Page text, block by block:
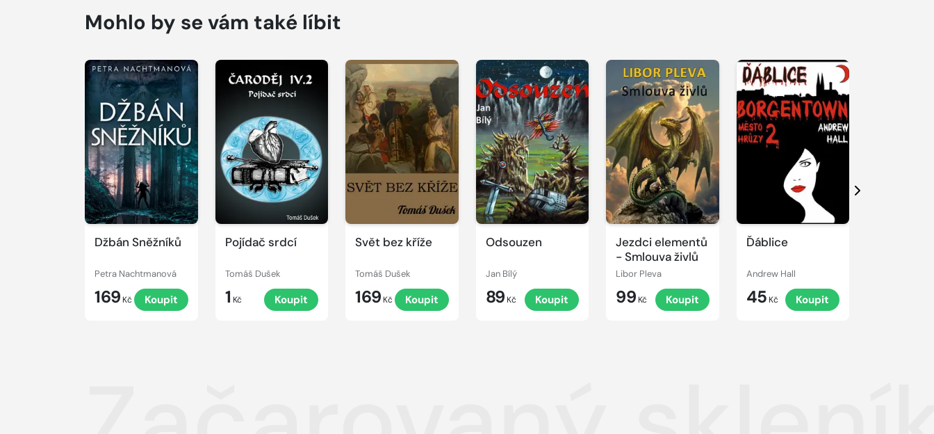
Mohlo by se vám také líbit
Džbán Sněžníků
Petra Nachtmanová
169 Kč Koupit
Pojídač srdcí
Tomáš Dušek
1 Kč Koupit
Svět bez kříže
Tomáš Dušek
169 Kč Koupit
Odsouzen
Jan Bílý
89 Kč Koupit
Jezdci elementů
- Smlouva živlů
Libor Pleva
99 Kč Koupit
Ďáblice
Andrew Hall
45 Kč Koupit
Další